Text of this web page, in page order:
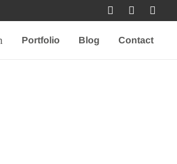
Portfolio Blog Contact